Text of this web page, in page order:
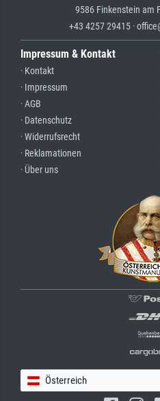
9586 Finkenstein am
+43 4257 29415 ·
Impressum & Kontakt
· Kontakt
· Impressum
· AGB
· Datenschutz
· Widerrufsrecht
· Reklamationen
· Über uns
Österreich